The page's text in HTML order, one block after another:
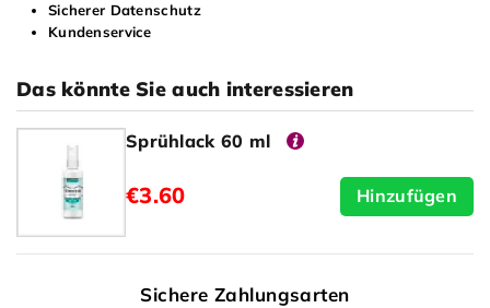
Sicherer Datenschutz
Kundenservice
Das könnte Sie auch interessieren
Sprühlack 60 ml
€3.60 Hinzufügen
Sichere Zahlungsarten